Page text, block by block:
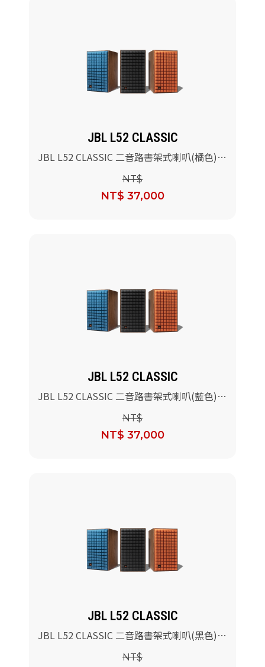
JBL L52 CLASSIC
JBL L52 CLASSIC 二音路書架式喇叭(橘色)/
NT$
NT$ 37,000
JBL L52 CLASSIC
JBL L52 CLASSIC 二音路書架式喇叭(藍色)/
NT$
NT$ 37,000
JBL L52 CLASSIC
JBL L52 CLASSIC 二音路書架式喇叭(黑色)/
NT$